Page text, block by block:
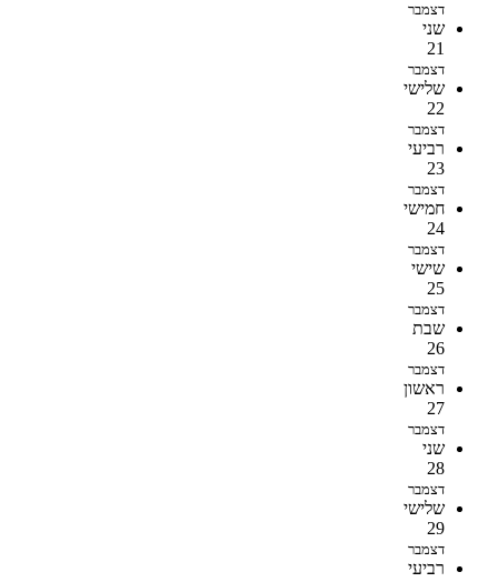
דצמבר
שני
21
דצמבר
שלישי
22
דצמבר
רביעי
23
דצמבר
חמישי
24
דצמבר
שישי
25
דצמבר
שבת
26
דצמבר
ראשון
27
דצמבר
שני
28
דצמבר
שלישי
29
דצמבר
רביעי